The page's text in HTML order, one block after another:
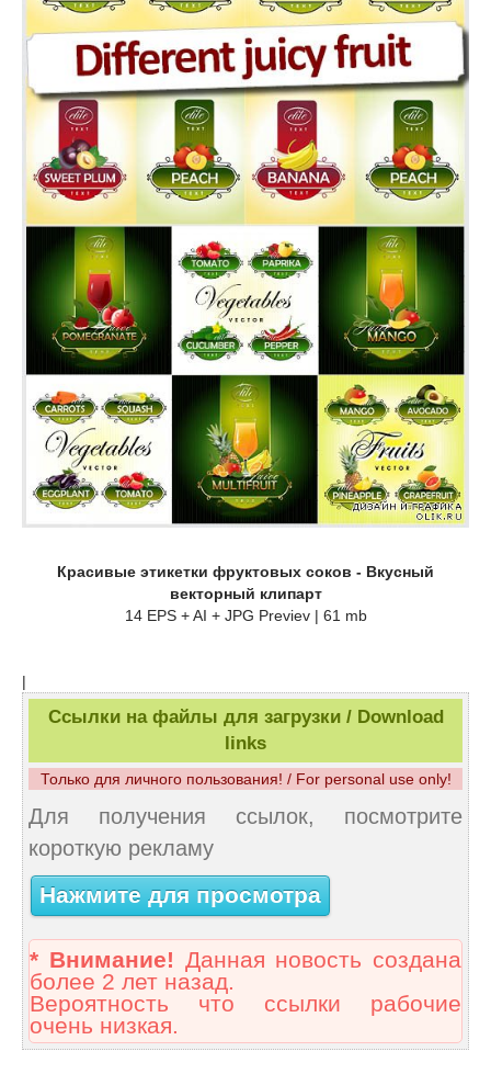
Красивые этикетки фруктовых соков - Вкусный
векторный клипарт
14 EPS + AI + JPG Previev | 61 mb
|
Ссылки на файлы для загрузки / Download
links
Только для личного пользования! / For personal use only!
Для получения ссылок, посмотрите
короткую рекламу
Нажмите для просмотра
* Внимание! Данная новость создана
более 2 лет назад.
Вероятность что ссылки рабочие
очень низкая.